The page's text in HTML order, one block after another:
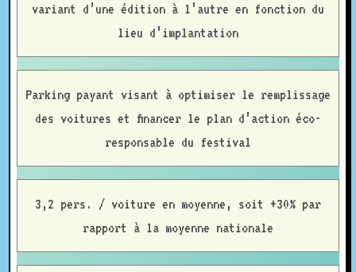
variant d’une édition à l’autre en fonction du
lieu d’implantation
Parking payant visant à optimiser le remplissage
des voitures et financer le plan d’action éco-
responsable du festival
3,2 pers. / voiture en moyenne, soit +30% par
rapport à la moyenne nationale